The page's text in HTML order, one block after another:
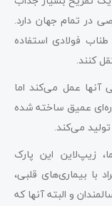
در تمام جهان دارد.
فولادی استفاده
کنند.
آنها عمل می‌کند اما
عمیق ساخته شده
می‌کند.
زیپ‌لاین این پارک
با بیماری‌های قلبی،
با وزن بیشتر از ۱۰۰ کیلو، سالمندان و البته آنها که